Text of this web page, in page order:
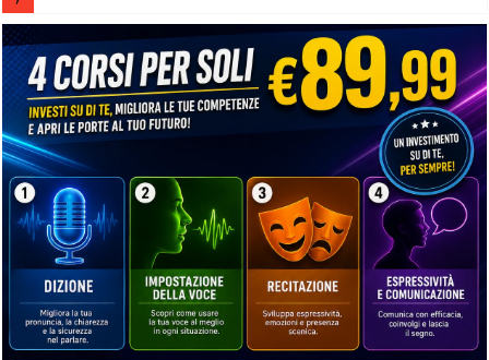
Casting aperti per film internazionale prodotto da Panorama Films –
Casting attore per “Luna: dialogo tra un Poeta e una Prostituta” –
Casting per coppia: Realizzazione shooting foto e video retribuito
Casting per nuovo lungometraggio: si cercano attori, attrici e
Ricerca tastierista per Tribute Band dedicata ad Eros Ramazzotti –